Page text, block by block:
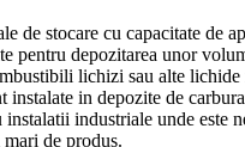
de stocare cu capacitate de
pentru depozitarea unor
lichizi sau alte lichide
instalate in depozite de
industriale unde este
de produs.